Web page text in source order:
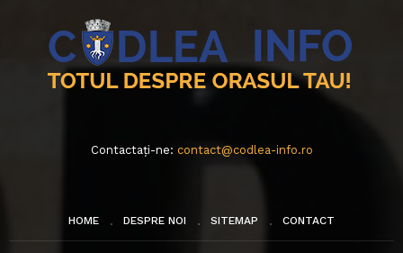
Contactați-ne: contact@codlea-info.ro
HOME DESPRE NOI SITEMAP CONTACT